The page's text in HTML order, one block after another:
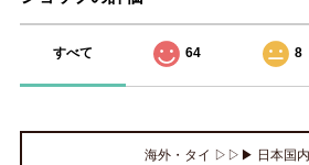
すべて 64 8
海外・タイ ▷▷▶ 日本国内